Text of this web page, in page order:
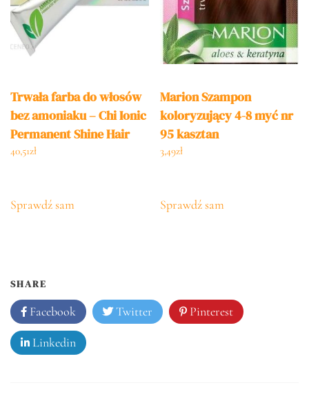
Trwała farba do włosów
bez amoniaku – Chi Ionic
Permanent Shine Hair
Color 6G – Light Gold
40,51zł
Sprawdź sam
Marion Szampon
koloryzujący 4-8 myć nr
95 kasztan
3,49zł
Sprawdź sam
SHARE
Facebook Twitter Pinterest
Linkedin